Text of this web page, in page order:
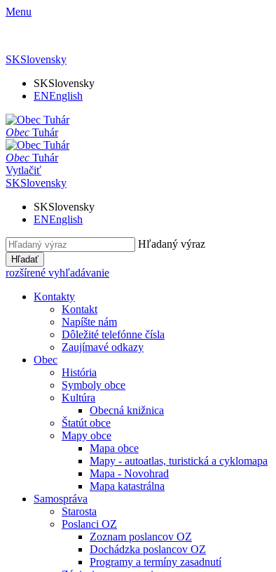
Menu
SKSlovensky
SKSlovensky
ENEnglish
Obec Tuhár
Obec Tuhár
Vytlačiť
SKSlovensky
SKSlovensky
ENEnglish
Hľadaný výraz
Hľadať
rozšírené vyhľadávanie
Kontakty
Kontakt
Napíšte nám
Dôležité telefónne čísla
Zaujímavé odkazy
Obec
História
Symboly obce
Kultúra
Obecná knižnica
Štatút obce
Mapy obce
Mapa obce
Mapy - autoatlas, turistická a cyklomapa
Mapa - Novohrad
Mapa katastrálna
Samospráva
Starosta
Poslanci OZ
Zoznam poslancov OZ
Dochádzka poslancov OZ
Programy a termíny zasadnutí